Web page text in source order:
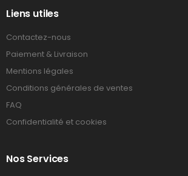
Liens utiles
Contactez-nous
Paiement & Livraison
Mentions légales
Conditions générales de ventes
FAQ
Confidentialité et cookies
Nos Services